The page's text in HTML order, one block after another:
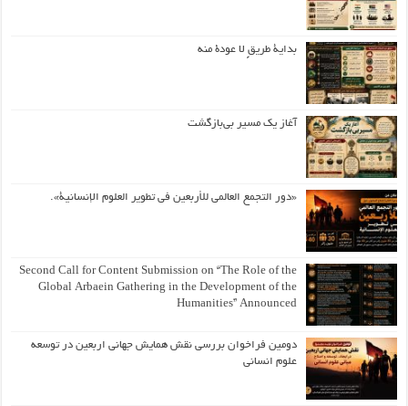
بداية طريقٍ لا عودة منه
آغاز یک مسیر بی‌بازگشت
«دور التجمع العالمي للأربعين في تطوير العلوم الإنسانية».
Second Call for Content Submission on “The Role of the
Global Arbaein Gathering in the Development of the
Humanities” Announced
دومین فراخوان بررسی نقش همایش جهانی اربعین در توسعه
علوم انسانی